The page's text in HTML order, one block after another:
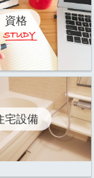
資格
宅設備